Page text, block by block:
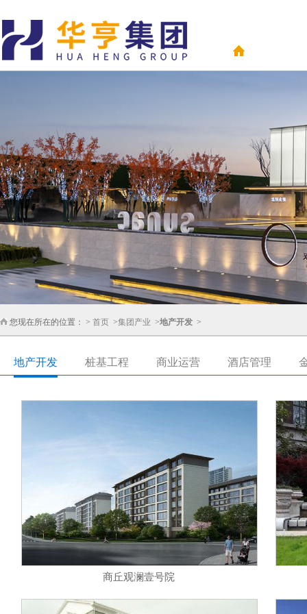
您现在所在的位置： > 首页 >集团产业 >地产开发 >
地产开发 桩基工程 商业运营 酒店管理
商丘观澜壹号院